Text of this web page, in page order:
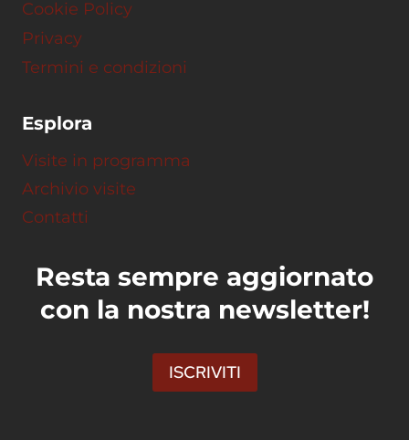
Cookie Policy
Privacy
Termini e condizioni
Esplora
Visite in programma
Archivio visite
Contatti
Resta sempre aggiornato
con la nostra newsletter!
ISCRIVITI